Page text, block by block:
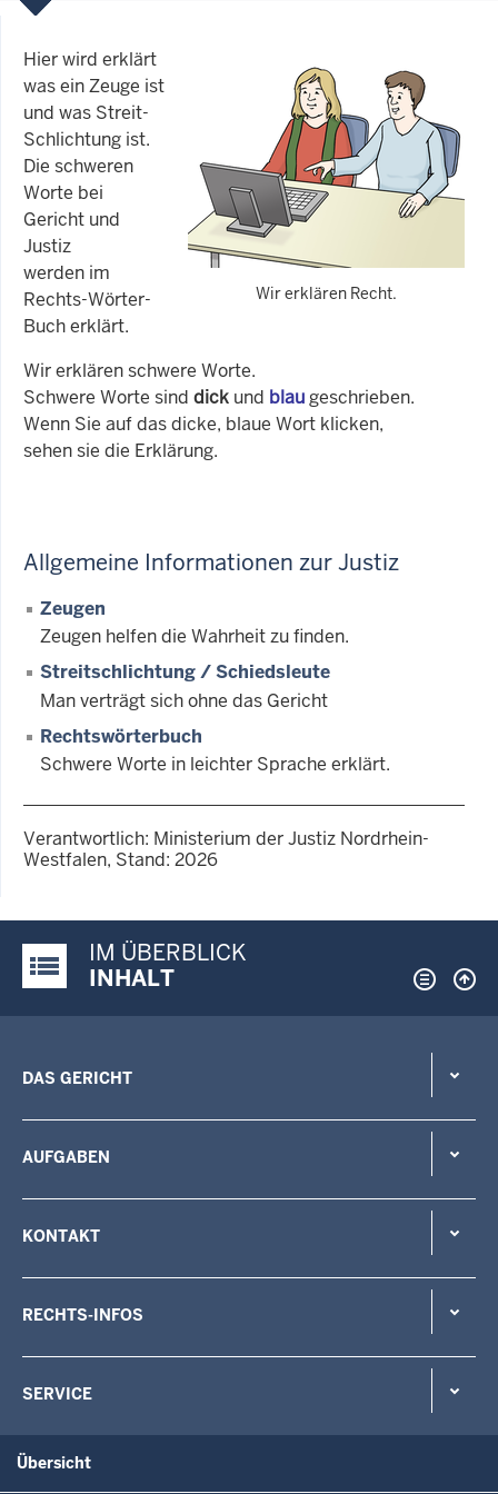
Wir erklären Recht.
Hier wird erklärt
was ein Zeuge ist
und was Streit-
Schlichtung ist.
Die schweren
Worte bei
Gericht und
Justiz
werden im
Rechts-Wörter-
Buch erklärt.
Wir erklären schwere Worte.
Schwere Worte sind dick und blaugeschrieben.
Wenn Sie auf das dicke, blaue Wort klicken,
sehen sie die Erklärung.
Allgemeine Informationen zur Justiz
Zeugen
Zeugen helfen die Wahrheit zu finden.
Streitschlichtung / Schiedsleute
Man verträgt sich ohne das Gericht
Rechtswörterbuch
Schwere Worte in leichter Sprache erklärt.
Verantwortlich: Ministerium der Justiz Nordrhein-
Westfalen, Stand: 2026
Justiz-Portal im Überblick:
IM ÜBERBLICK
INHALT
DAS GERICHT
AUFGABEN
KONTAKT
RECHTS-INFOS
SERVICE
Übersicht